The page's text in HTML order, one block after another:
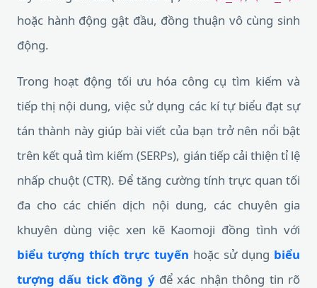
hoặc hành động gật đầu, đồng thuận vô cùng sinh
động.
Trong hoạt động tối ưu hóa công cụ tìm kiếm và
tiếp thị nội dung, việc sử dụng các kí tự biểu đạt sự
tán thành này giúp bài viết của bạn trở nên nổi bật
trên kết quả tìm kiếm (SERPs), gián tiếp cải thiện tỉ lệ
nhấp chuột (CTR). Để tăng cường tính trực quan tối
đa cho các chiến dịch nội dung, các chuyên gia
khuyên dùng việc xen kẽ Kaomoji đồng tình với
biểu tượng thích trực tuyến hoặc sử dụng biểu
tượng dấu tick đồng ýđể xác nhận thông tin rõ